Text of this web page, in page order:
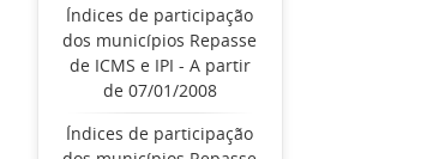
Índices de participação
dos municípios Repasse
de ICMS e IPI - A partir
de 07/01/2008
Índices de participação